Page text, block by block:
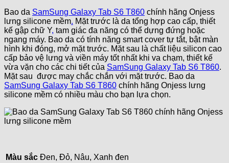
Bao da SamSung Galaxy Tab S6 T860 chính hãng Onjess
lưng silicone mềm. Mặt trước là da tổng hợp cao cấp, thiết
kế gập chữ Y, tam giác đa năng có thể dựng đứng hoặc
ngang máy. Bao da có tính năng smart cover tự tắt, bật màn
hình khi đóng, mở mặt trước. Mặt sau là chất liệu silicon cao
cấp bảo vệ lưng và viền máy tốt nhất khi va chạm, thiết kế
vừa vặn cho các chi tiết của SamSung Galaxy Tab S6 T860.
Mặt sau được may chắc chắn với mặt trước. Bao da
SamSung Galaxy Tab S6 T860 chính hãng Onjess lưng
silicone mềm có nhiều màu cho bạn lựa chọn.
Màu sắc Đen, Đỏ, Nâu, Xanh đen